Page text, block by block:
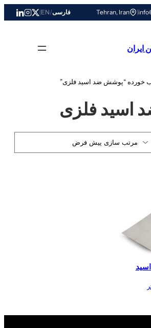
|
Tehran, Iran فارسی/
EN
|
ایران
خورده “پوشش ضد اسید فلزی”
اسید فلزی